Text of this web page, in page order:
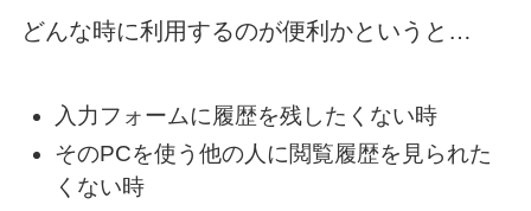
どんな時に利用するのが便利かというと…
入力フォームに履歴を残したくない時
そのPCを使う他の人に閲覧履歴を見られた
くない時